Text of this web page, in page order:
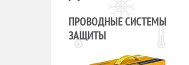
ПРОВОДНЫЕ СИСТЕМЫ
ЗАЩИТЫ